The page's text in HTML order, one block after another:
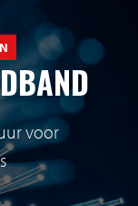
voor